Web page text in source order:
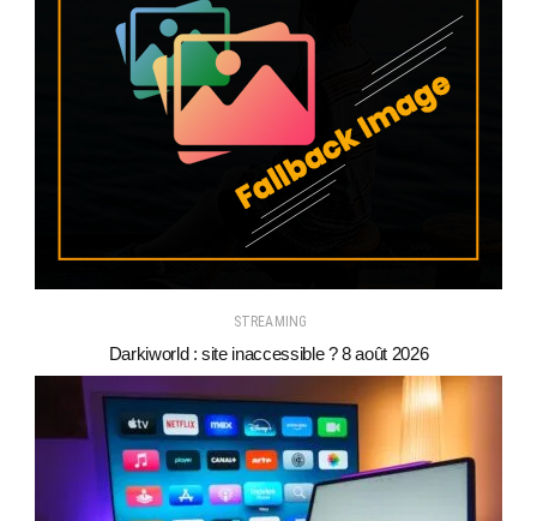
STREAMING
Darkiworld : site inaccessible ? 8 août 2026